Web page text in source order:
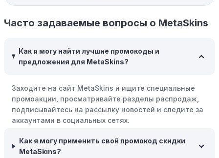
компании MetaSkins есть программы поощрения,
позволяющие зарабатывать баллы или cashback на
скидки или будущие покупки.
пятница" или сезонными акциями. В такие периоды
розничные компании часто предлагают значительные
скидки.
добавьте товары в корзину и оставьте их на день или
два. В некоторых случаях существует большая
Часто задаваемые вопросы о MetaSkins
Как я могу найти лучшие промокоды и
предложения для MetaSkins?
Заходите на сайт MetaSkins и ищите специальные
промоакции, просматривайте разделы распродаж,
подписывайтесь на рассылку новостей и следите за
аккаунтами в социальных сетях.
Как я могу применить свой промокод скидки
MetaSkins?